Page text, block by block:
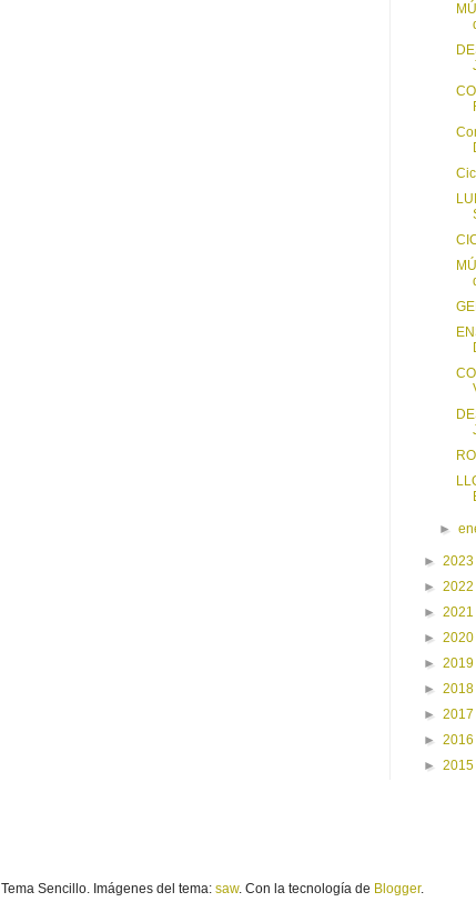
►
► 2023
► 2022
► 2021
► 2020
► 2019
► 2018
► 2017
► 2016
► 2015
Tema Sencillo. Imágenes del tema: saw. Con la tecnología de Blogger.